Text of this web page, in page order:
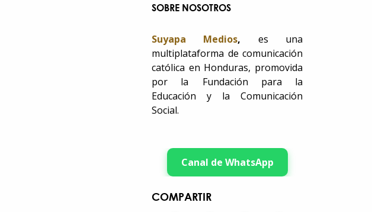
SOBRE NOSOTROS
Suyapa Medios, es una
multiplataforma de comunicación
católica en Honduras, promovida
por la Fundación para la
Educación y la Comunicación
Social.
Canal de WhatsApp
COMPARTIR